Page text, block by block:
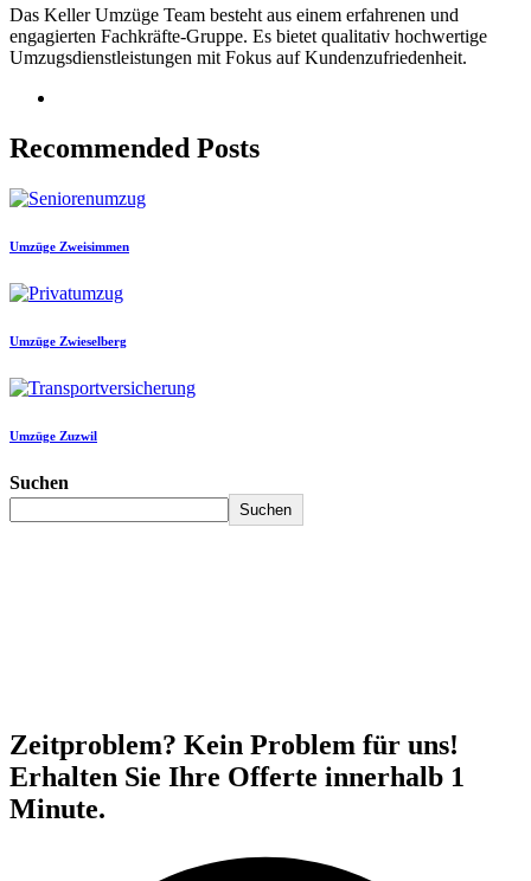
Das Keller Umzüge Team besteht aus einem erfahrenen und
engagierten Fachkräfte-Gruppe. Es bietet qualitativ hochwertige
Umzugsdienstleistungen mit Fokus auf Kundenzufriedenheit.
Recommended Posts
Umzüge Zweisimmen
Umzüge Zwieselberg
Umzüge Zuzwil
Suchen
Suchen
Zeitproblem? Kein Problem für uns!
Erhalten Sie Ihre Offerte innerhalb 1
Minute.